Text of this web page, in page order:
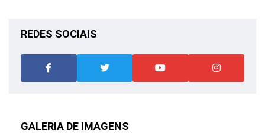
REDES SOCIAIS
GALERIA DE IMAGENS